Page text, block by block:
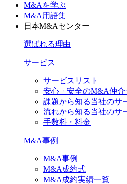
M&Aを学ぶ
M&A用語集
日本M&Aセンター
選ばれる理由
サービス
サービスリスト
安心・安全のM&A仲介
課題から知る当社のサ
流れから知る当社のサ
手数料・料金
M&A事例
M&A事例
M&A成約式
M&A成約実績一覧